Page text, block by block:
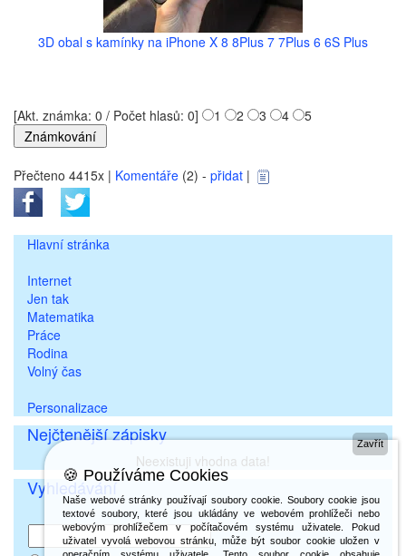
3D obal s kamínky na iPhone X 8 8Plus 7 7Plus 6 6S Plus
[Akt. známka: 0 / Počet hlasů: 0] 1 2 3 4 5
Přečteno 4415x | Komentáře (2) - přidat |
Hlavní stránka
Internet
Jen tak
Matematika
Práce
Rodina
Volný čas
Personalizace
Nejčtenější zápisky
Neexistuji vhodna data!
Vyhledávání
Zavřít
🍪 Používáme Cookies
Naše webové stránky používají soubory cookie. Soubory cookie jsou
textové soubory, které jsou ukládány ve webovém prohlížeči nebo
webovým prohlížečem v počítačovém systému uživatele. Pokud
uživatel vyvolá webovou stránku, může být soubor cookie uložen v